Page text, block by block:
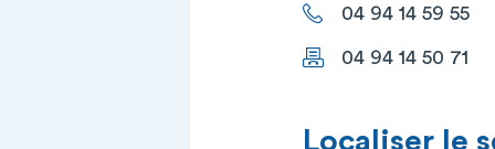
04 94 14 59 55
04 94 14 50 71
Localiser le